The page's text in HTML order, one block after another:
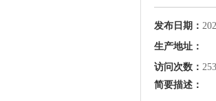
发布日期：
生产地址：
访问次数：
简要描述：